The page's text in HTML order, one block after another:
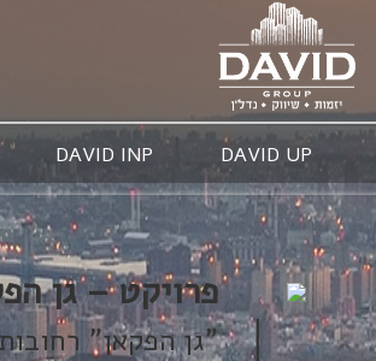
DAVID UP
DAVID INP
פרויקט – גן
"גן הפקאן"